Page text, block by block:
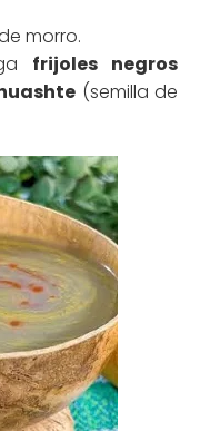
morro.
frijoles negros
(semilla de